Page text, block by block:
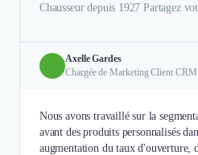
Chausseur depuis 1927 Partagez
Axelle Gardes
Chargée de Marketing Client CRM
Nous avons travaillé sur la
avant des produits personnalisés
augmentation du taux d'ouverture,